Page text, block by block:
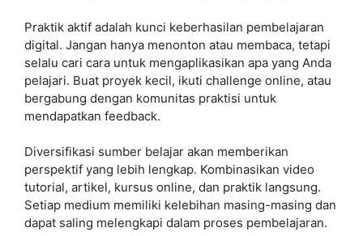
Praktik aktif adalah kunci keberhasilan pembelajaran
digital. Jangan hanya menonton atau membaca, tetapi
selalu cari cara untuk mengaplikasikan apa yang Anda
pelajari. Buat proyek kecil, ikuti challenge online, atau
bergabung dengan komunitas praktisi untuk
mendapatkan feedback.
Diversifikasi sumber belajar akan memberikan
perspektif yang lebih lengkap. Kombinasikan video
tutorial, artikel, kursus online, dan praktik langsung.
Setiap medium memiliki kelebihan masing-masing dan
dapat saling melengkapi dalam proses pembelajaran.